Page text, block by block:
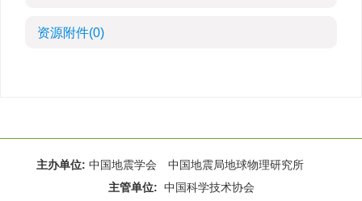
资源附件(0)
主办单位: 中国地震学会 中国地震局地球物理研究所
主管单位: 中国科学技术协会